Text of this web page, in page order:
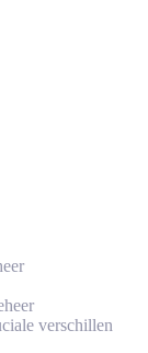
verschillen